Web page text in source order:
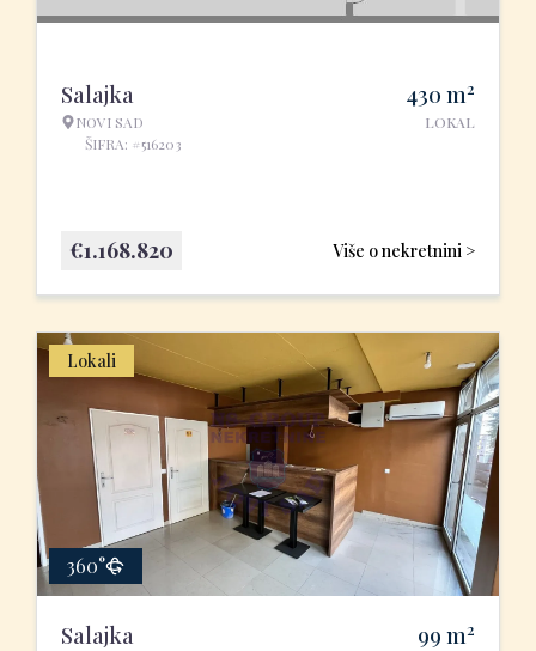
Salajka
NOVI SAD
ŠIFRA: #516203
430 m2
LOKAL
Više o nekretnini >
€1.168.820
Lokali
360°
Salajka 99 m2